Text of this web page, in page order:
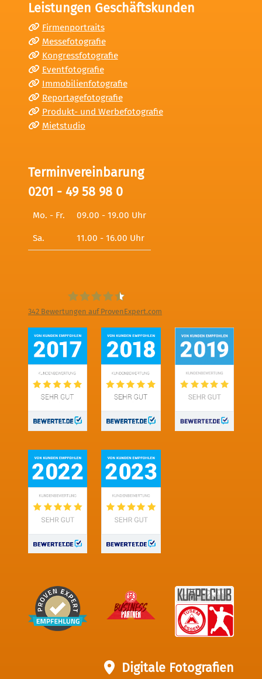
Leistungen Geschäftskunden
Firmenportraits
Messefotografie
Kongressfotografie
Eventfotografie
Immobilienfotografie
Reportagefotografie
Produkt- und Werbefotografie
Mietstudio
Terminvereinbarung
0201 - 49 58 98 0
Mo. - Fr. 09.00 - 19.00 Uhr
Sa. 11.00 - 16.00 Uhr
Digitale Fotografien - Foto und Film
Produktion
342 Bewertungen auf ProvenExpert.com
Digitale Fotografien